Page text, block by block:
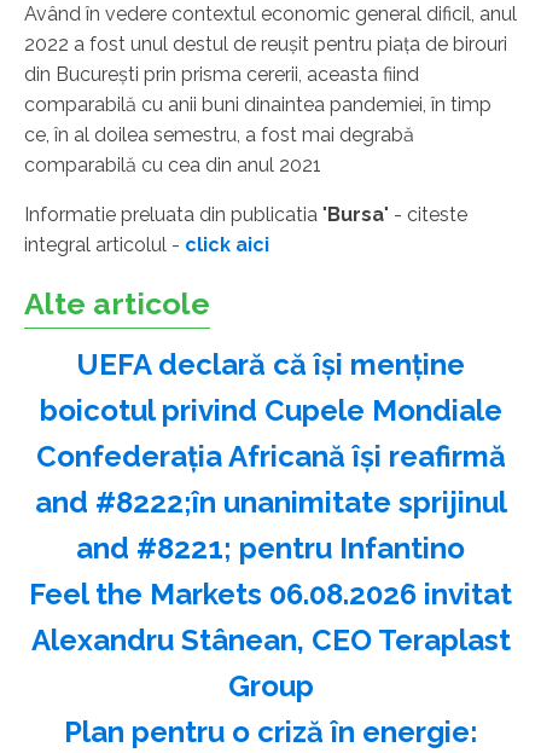
Având în vedere contextul economic general dificil, anul
2022 a fost unul destul de reuşit pentru piaţa de birouri
din Bucureşti prin prisma cererii, aceasta fiind
comparabilă cu anii buni dinaintea pandemiei, în timp
ce, în al doilea semestru, a fost mai degrabă
comparabilă cu cea din anul 2021
Informatie preluata din publicatia "Bursa" - citeste
integral articolul - click aici
Alte articole
UEFA declară că îşi menţine
boicotul privind Cupele Mondiale
Confederaţia Africană îşi reafirmă
and #8222;în unanimitate sprijinul
and #8221; pentru Infantino
Feel the Markets 06.08.2026 invitat
Alexandru Stânean, CEO Teraplast
Group
Plan pentru o criză în energie: